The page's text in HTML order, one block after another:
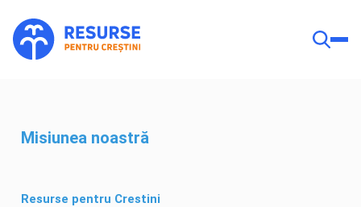
Misiunea noastră
Resurse pentru Crestini